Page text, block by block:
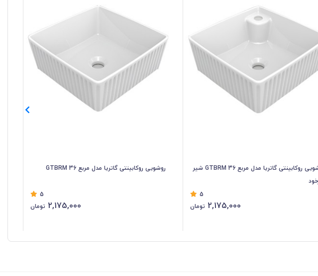
روشویی روکابینتی گاتریا مدل مربع GTBRM 36 شیر
5
2,175,000 تومان
روشویی روکابینتی گاتریا مدل مربع GTBRM 36
5
2,175,000 تومان